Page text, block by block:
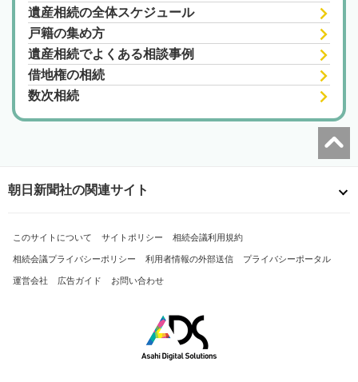
遺産相続の全体スケジュール
戸籍の集め方
遺産相続でよくある相談事例
借地権の相続
数次相続
朝日新聞社の関連サイト
このサイトについて サイトポリシー 相続会議利用規約
相続会議プライバシーポリシー 利用者情報の外部送信 プライバシーポータル
運営会社 広告ガイド お問い合わせ